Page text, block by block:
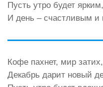
Пусть утро будет
И день – счастливым и
Кофе пахнет, мир затих,
Декабрь дарит новый